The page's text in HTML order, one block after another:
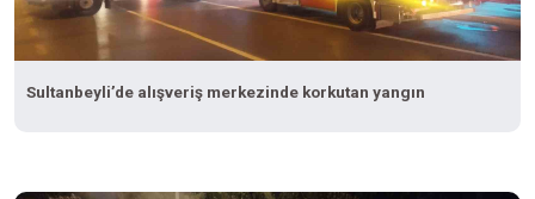
Sultanbeyli’de alışveriş merkezinde korkutan yangın